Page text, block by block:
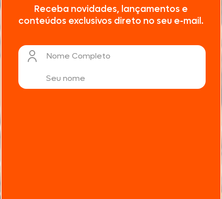
Receba novidades, lançamentos e
conteúdos exclusivos direto no seu e-mail.
Nome Completo